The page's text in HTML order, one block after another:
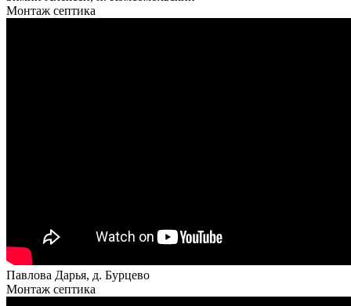
Монтаж септика
Павлова Дарья, д. Бурцево
Монтаж септика